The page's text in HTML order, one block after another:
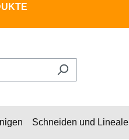
Schneiden und Lineale